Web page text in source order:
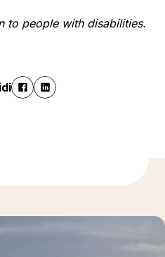
to people with disabilities.